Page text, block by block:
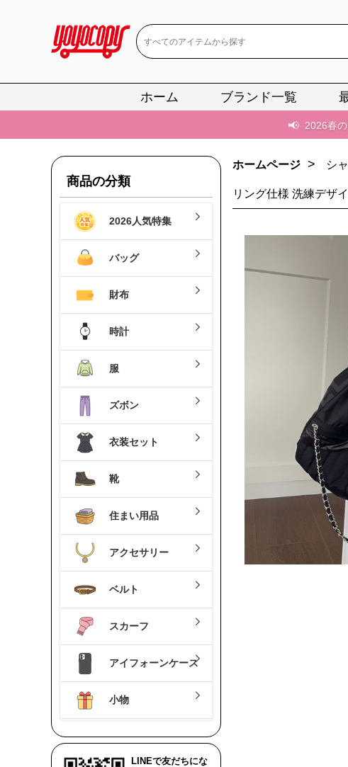
ホーム ブランド一覧
📢 2026春
📢
📢 当店は正真正銘のn
📢 2026春
商品の分類
2026人気特集
バッグ
財布
時計
服
ズボン
衣装セット
靴
住まい用品
アクセサリー
ベルト
スカーフ
アイフォーンケース
小物
LINEで友だちにな
ホームページ > シ
リング仕様 洗練デザ